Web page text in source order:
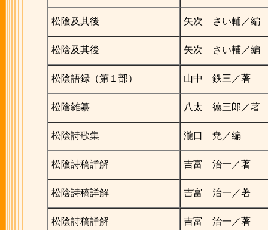
松陰及其後 矢次 さい輔／編
松陰及其後 矢次 さい輔／編
松陰語録（第１部） 山中 鉄三／著
松陰雑纂 八太 徳三郎／著
松陰詩歌集 瀧口 尭／編
松陰詩稿詳解 吉富 治一／著
松陰詩稿詳解 吉富 治一／著
松陰詩稿詳解 吉富 治一／著